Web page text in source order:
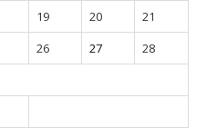
19 20
21
26 27
28